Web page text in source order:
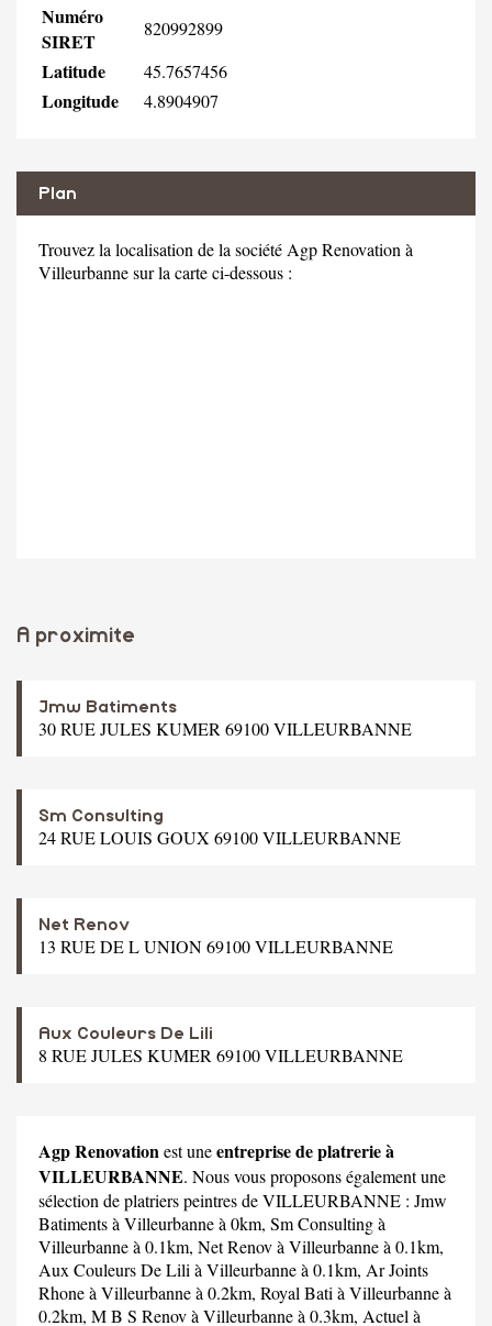
Numéro
SIRET
820992899
Latitude 45.7657456
Longitude 4.8904907
Plan
Trouvez la localisation de la société Agp Renovation à
Villeurbanne sur la carte ci-dessous :
A proximite
Jmw Batiments
30 RUE JULES KUMER 69100 VILLEURBANNE
Sm Consulting
24 RUE LOUIS GOUX 69100 VILLEURBANNE
Net Renov
13 RUE DE L UNION 69100 VILLEURBANNE
Aux Couleurs De Lili
8 RUE JULES KUMER 69100 VILLEURBANNE
Agp Renovationest uneentreprise de platrerie à
VILLEURBANNE. Nous vous proposons également une
sélection de platriers peintres de VILLEURBANNE : Jmw
Batimentsà Villeurbanne à 0km, Sm Consultingà
Villeurbanne à 0.1km, Net Renovà Villeurbanne à 0.1km,
Aux Couleurs De Lili à Villeurbanne à 0.1km, Ar Joints
Rhoneà Villeurbanne à 0.2km, Royal Bati à Villeurbanne à
0.2km, M B S Renovà Villeurbanne à 0.3km, Actuel à